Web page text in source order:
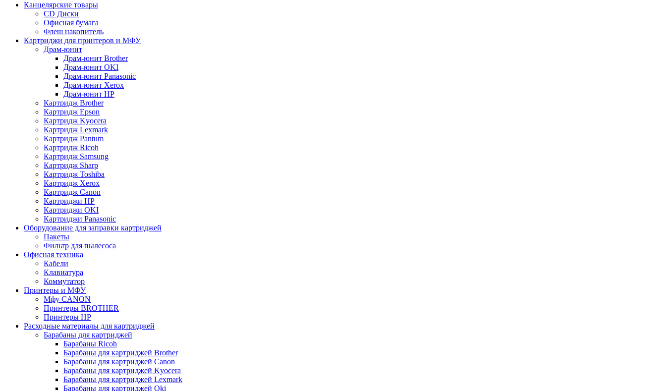
Канцелярские товары
CD Диски
Офисная бумага
Флеш накопитель
Картриджи для принтеров и МФУ
Драм-юнит
Драм-юнит Brother
Драм-юнит OKI
Драм-юнит Panasonic
Драм-юнит Xerox
Драм-юнит НР
Картридж Brother
Картридж Epson
Картридж Kyocera
Картридж Lexmark
Картридж Pantum
Картридж Ricoh
Картридж Samsung
Картридж Sharp
Картридж Toshiba
Картридж Xerox
Картридж Сanon
Картриджи HP
Картриджи OKI
Картриджи Panasonic
Оборудование для заправки картриджей
Пакеты
Фильтр для пылесоса
Офисная техника
Кабели
Клавиатура
Коммутатор
Принтеры и МФУ
Мфу CANON
Принтеры BROTHER
Принтеры HP
Расходные материалы для картриджей
Барабаны для картриджей
Барабаны Ricoh
Барабаны для картриджей Brother
Барабаны для картриджей Canon
Барабаны для картриджей Kyocera
Барабаны для картриджей Lexmark
Барабаны для картриджей Oki